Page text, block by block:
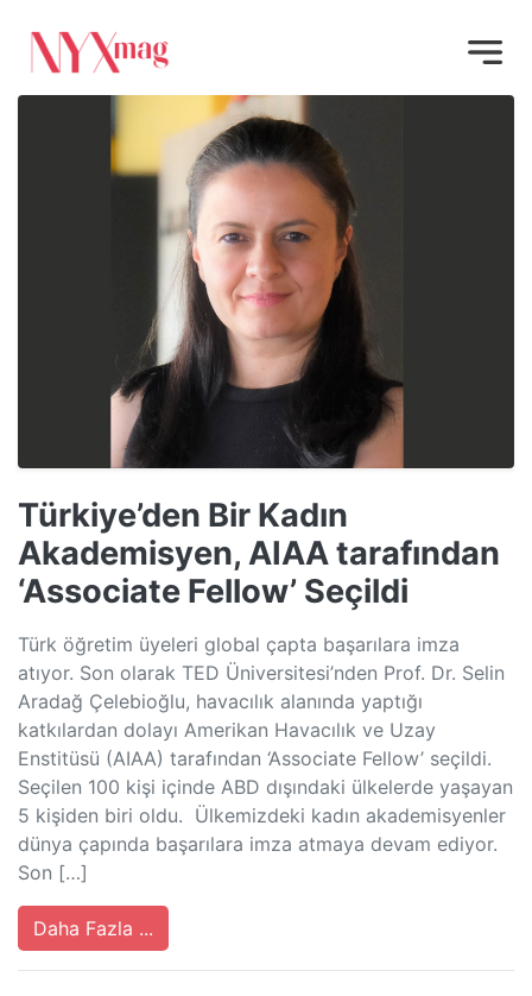
Türkiye’den Bir Kadın
Akademisyen, AIAA tarafından
‘Associate Fellow’ Seçildi
Türk öğretim üyeleri global çapta başarılara imza
atıyor. Son olarak TED Üniversitesi’nden Prof. Dr. Selin
Aradağ Çelebioğlu, havacılık alanında yaptığı
katkılardan dolayı Amerikan Havacılık ve Uzay
Enstitüsü (AIAA) tarafından ‘Associate Fellow’ seçildi.
Seçilen 100 kişi içinde ABD dışındaki ülkelerde yaşayan
5 kişiden biri oldu. Ülkemizdeki kadın akademisyenler
dünya çapında başarılara imza atmaya devam ediyor.
Son […]
Daha Fazla ...